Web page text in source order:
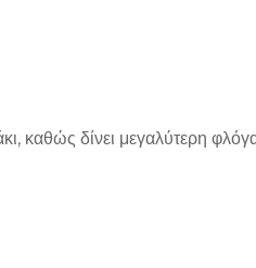
καθώς δίνει μεγαλύτερη